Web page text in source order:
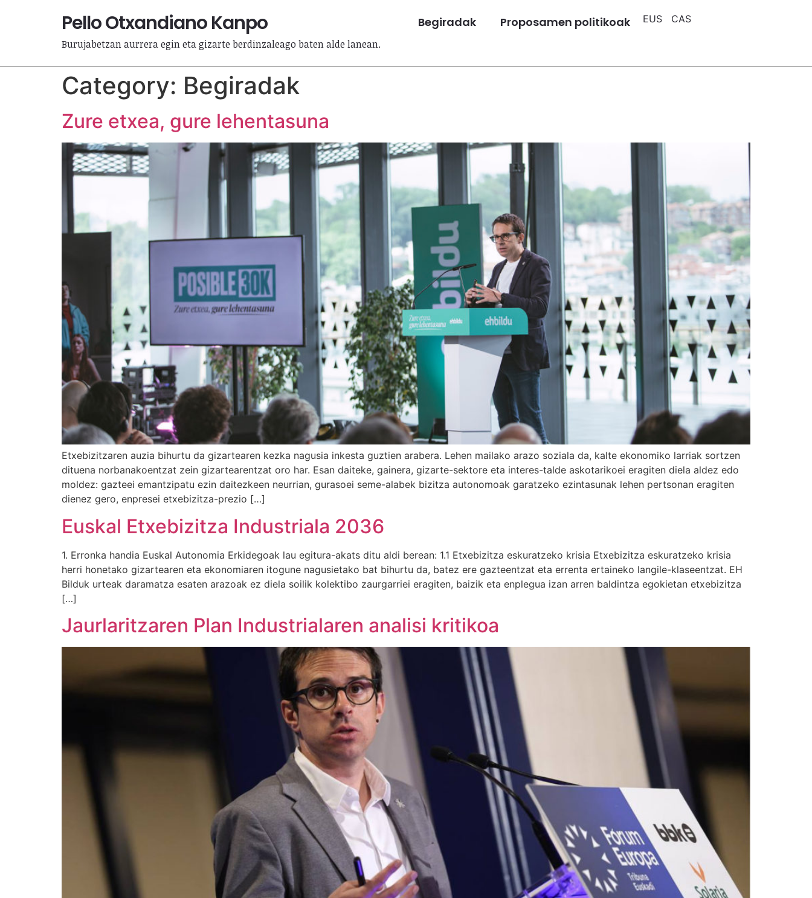
Pello Otxandiano Kanpo
Burujabetzan aurrera egin eta gizarte berdinzaleago baten alde lanean.
Begiradak Proposamen politikoak EUS CAS
Category: Begiradak
Zure etxea, gure lehentasuna
Etxebizitzaren auzia bihurtu da gizartearen kezka nagusia inkesta guztien arabera. Lehen mailako arazo soziala da, kalte ekonomiko larriak sortzen
dituena norbanakoentzat zein gizartearentzat oro har. Esan daiteke, gainera, gizarte-sektore eta interes-talde askotarikoei eragiten diela aldez edo
moldez: gazteei emantzipatu ezin daitezkeen neurrian, gurasoei seme-alabek bizitza autonomoak garatzeko ezintasunak lehen pertsonan eragiten
dienez gero, enpresei etxebizitza-prezio […]
Euskal Etxebizitza Industriala 2036
1. Erronka handia Euskal Autonomia Erkidegoak lau egitura-akats ditu aldi berean: 1.1 Etxebizitza eskuratzeko krisia Etxebizitza eskuratzeko krisia
herri honetako gizartearen eta ekonomiaren itogune nagusietako bat bihurtu da, batez ere gazteentzat eta errenta ertaineko langile-klaseentzat. EH
Bilduk urteak daramatza esaten arazoak ez diela soilik kolektibo zaurgarriei eragiten, baizik eta enplegua izan arren baldintza egokietan etxebizitza
[…]
Jaurlaritzaren Plan Industrialaren analisi kritikoa